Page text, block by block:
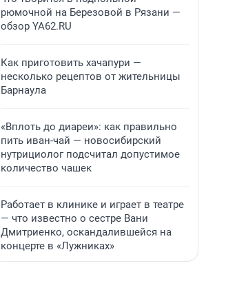
рюмочной на Березовой в Рязани —
обзор YA62.RU
Как приготовить хачапури —
несколько рецептов от жительницы
Барнаула
«Вплоть до диареи»: как правильно
пить иван-чай — новосибирский
нутрициолог подсчитал допустимое
количество чашек
Работает в клинике и играет в театре
— что известно о сестре Вани
Дмитриенко, оскандалившейся на
концерте в «Лужниках»